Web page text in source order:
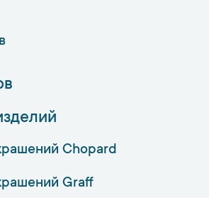
Chopard
Graff